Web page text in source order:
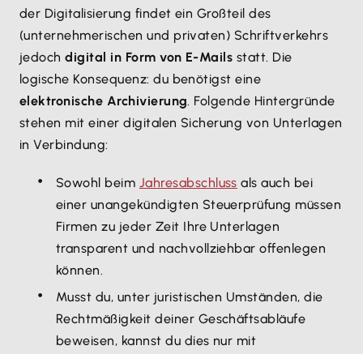
der Digitalisierung findet ein Großteil des
(unternehmerischen und privaten) Schriftverkehrs
jedochdigital in Form von E-Mails statt. Die
logische Konsequenz: du benötigst eine
elektronische Archivierung. Folgende Hintergründe
stehen mit einer digitalen Sicherung von Unterlagen
in Verbindung:
Sowohl beim Jahresabschluss als auch bei
einer unangekündigten Steuerprüfung müssen
Firmen zu jeder Zeit Ihre Unterlagen
transparent und nachvollziehbar offenlegen
können.
Musst du, unter juristischen Umständen, die
Rechtmäßigkeit deiner Geschäftsabläufe
beweisen, kannst du dies nur mit